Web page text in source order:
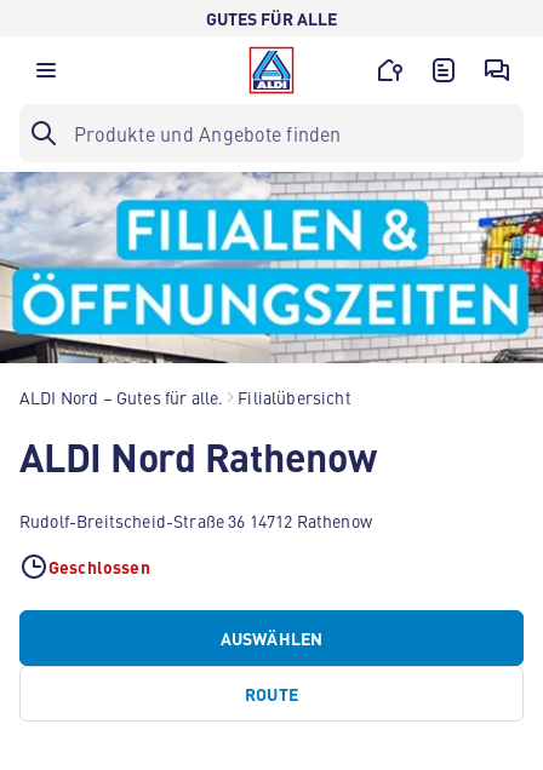
GUTES FÜR ALLE
ALDI Nord – Gutes für alle. Filialübersicht
ALDI Nord Rathenow
Rudolf-Breitscheid-Straße 36 14712 Rathenow
Geschlossen
AUSWÄHLEN
ROUTE